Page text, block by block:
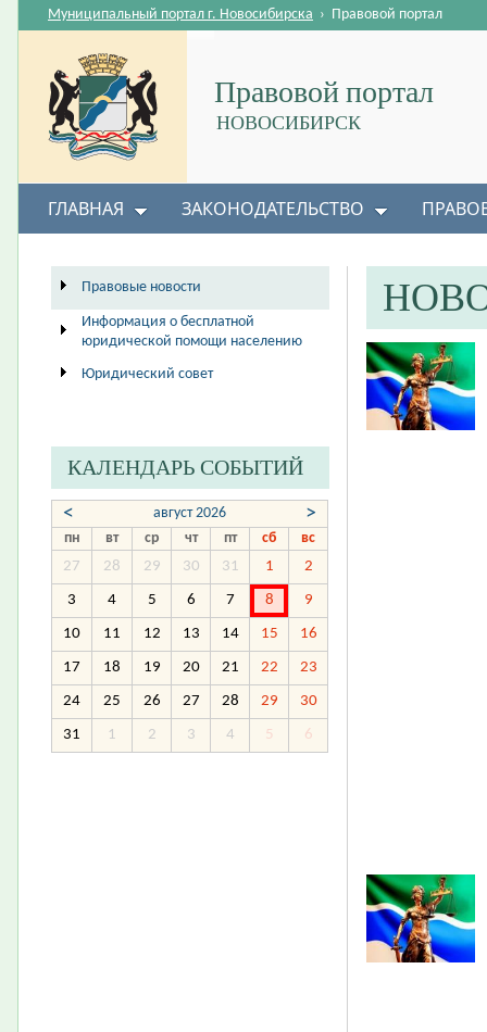
Правовой портал
НОВОСИБИРСК
Муниципальный портал г. Новосибирска › Правовой портал
ГЛАВНАЯ ЗАКОНОДАТЕЛЬСТВО
Правовые новости
Информация о бесплатной
юридической помощи населению
Юридический совет
КАЛЕНДАРЬ СОБЫТИЙ
< август 2026 >
пн вт ср чт пт сб
вс
27
28 29 30 31 1 2
3 4 5 6 7 8 9
10 11 12 13 14 15 16
17 18 19 20 21 22 23
24 25 26 27 28 29 30
31 1 2 3 4 5 6